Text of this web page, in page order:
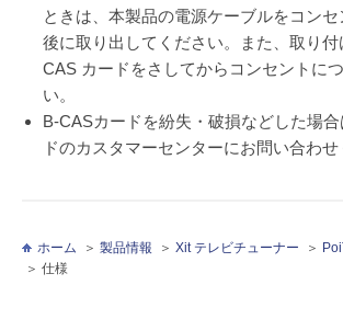
ときは、本製品の電源ケーブルをコン
後に取り出してください。また、取り
CAS カードをさしてからコンセントに
い。
B-CASカードを紛失・破損などした場
ドのカスタマーセンターにお問い合わせ
ホーム 製品情報 Xit テレビチューナー
仕様